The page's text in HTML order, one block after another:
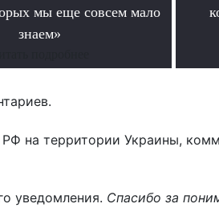
мы еще совсем мало
знаем»
на территории Украины,
уведомления. Спасибо за